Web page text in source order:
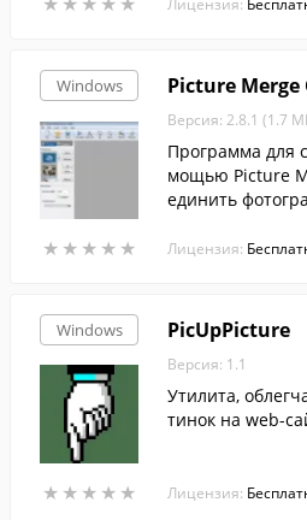
Лицензия:
Windows
★ ★ ★ ★ ★
★ ★ ★ ★ ★
Picture Merge
Версия: 2.8.1 (1.7
Программа для
мощью Picture
единить
менять размер
Лицензия:
Windows
★ ★ ★ ★ ★
★ ★ ★ ★ ★
PicUpPicture
Версия: 1.1
Утилита,
тинок на web-
Лицензия: